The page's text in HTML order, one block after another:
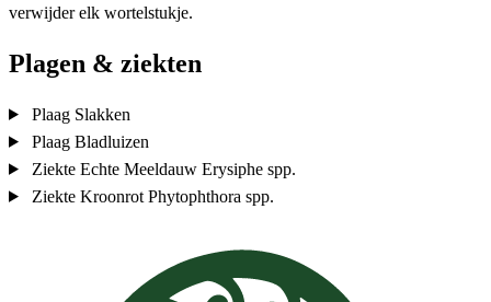
verwijder elk wortelstukje.
Plagen & ziekten
Plaag Slakken
Plaag Bladluizen
Ziekte Echte Meeldauw Erysiphe spp.
Ziekte Kroonrot Phytophthora spp.